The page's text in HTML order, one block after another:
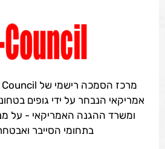
אמריקאי הנבחר על ידי גופים
ומשרד ההגנה האמריקאי - על
בתחומי הסייבר